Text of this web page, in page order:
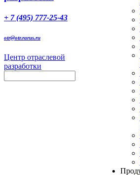
+ 7 (495) 777-25-43
otr@otr.rarus.ru
Центр отраслевой
разработки